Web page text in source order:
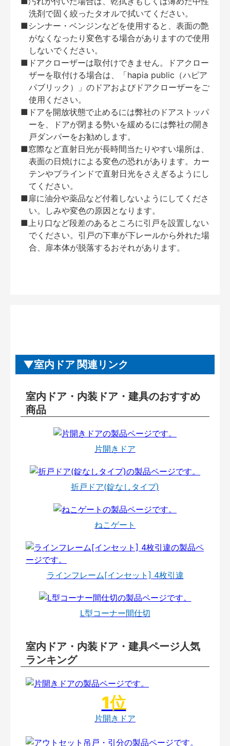
洗剤で固く絞ったタオルで拭いてください。
■シンナー・ベンジンなどを使用すると、表面の艶
がなくなったり変色する場合がありますので使用
しないでください。
■ドアクローザーは取付けできません。ドアクロー
ザーを取付ける場合は、「hapia public（ハピア
パブリック）」のドアおよびドアクローザーをご
使用ください。
■ドアを開放状態で止めるには弊社のドアストッパ
ーを、ドアが閉まる勢いを緩めるには弊社の開き
戸ダンパーをお勧めします。
■窓際など直射日光が長時間当たりやすい場所は、
表面の日焼けによる変色の恐れがあります。カー
テンやブラインドで直射日光をさえぎるようにし
てください。
■扉に油分や薬品など付着しないようにしてくださ
い。しみや変色の原因となります。
■上り口など段差のあるところに引戸を設置しない
でください。引戸の下車が下レールから外れた場
合、扉本体が脱落するおそれがあります。
室内ドア 関連リンク
室内ドア・内装ドア・建具のおすすめ
商品
片開きドア
折戸ドア(錠なしタイプ)
ねこゲート
ラインフレーム[インセット] 4枚引違
L型コーナー間仕切
室内ドア・内装ドア・建具ページ人気
ランキング
片開きドア